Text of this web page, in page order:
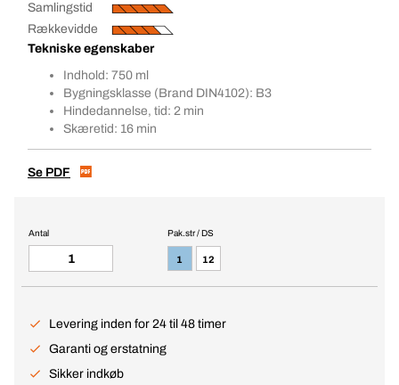
Samlingstid
Rækkevidde
Tekniske egenskaber
Indhold: 750 ml
Bygningsklasse (Brand DIN4102): B3
Hindedannelse, tid: 2 min
Skæretid: 16 min
Se PDF
Pak.str / DS
1 12
Antal
Levering inden for 24 til 48 timer
Garanti og erstatning
Sikker indkøb